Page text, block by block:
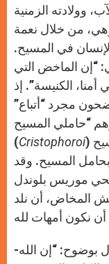
وولادته الزمنية
من خلال نعمة
في المسيح.
“إن الماخض التي
الكنيسة”. إذ
مجرد “أتباع”
“حاملي المسيح”
(Cristophoroi
المسيح. وقد
موريس بلوندل
المخاض، أن نلد
بوضوح: “إن الله-